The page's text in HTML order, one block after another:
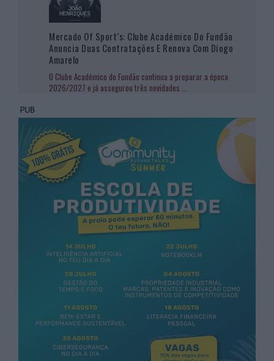
Mercado Of Sport’s: Clube Académico Do Fundão
Anuncia Duas Contratações E Renova Com Diogo
Amarelo
O Clube Académico do Fundão continua a preparar a época
2026/2027 e já assegurou três novidades ...